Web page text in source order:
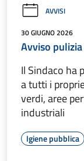
AVVISI
30 GIUGNO 2026
Avviso
Il Sindaco ha
a tutti i
verdi, aree
industriali
Igiene pubblica